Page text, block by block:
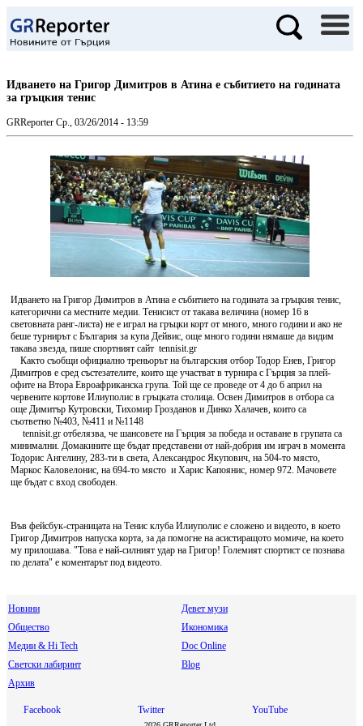
Идването на Григор Димитров в Атина е събитието на годината
за гръцкия тенис
GRReporter Ср., 03/26/2014 - 13:59
Идването на Григор Димитров в Атина е събитието на годината за гръцкия тенис,
категорични са местните медии. Тенисист от такава величина (номер 16 в
световната ранг-листа) не е играл на гръцки корт от много, много години и ако не
беше турнирът с България за купа Дейвис, още много години нямаше да видим
такава звезда, пише спортният сайт tennisit.gr
Както съобщи официално треньорът на българския отбор Тодор Енев, Григор
Димитров е сред състезателите, които ще участват в турнира с Гърция за плей-
офите на Втора Евроафриканска група. Той ще се проведе от 4 до 6 април на
червените кортове Илиуполис в гръцката столица. Освен Димитров в отбора са
още Димитър Кутровски, Тихомир Грозданов и Динко Халачев, които са
съответно №403, №411 и №1148
tennisit.gr отбелязва, че шансовете на Гърция за победа и оставане в групата са
минимални. Домакините ще бъдат представени от най-добрия им играч в момента
Тодорис Ангелину, 283-ти в света, Александрос Якупович, на 504-то място,
Маркос Каловелонис, на 694-то място и Харис Капоянис, номер 972. Мачовете
ще бъдат с вход свободен.
Във фейсбук-страницата на Тенис клуба Илиуполис е сложено и видеото, в което
Григор Димитров напуска корта, за да помогне на асистиращото момиче, на което
му прилошава. "Това е най-силният удар на Григор! Големият спортист се познава
по делата" е коментарът под видеото.
Новини
Девет музи
Общество
Икономика
Медии & Hi Tech
Doc Online
Светски лабиринт
Blog
Архив
Facebook Twitter YouTube